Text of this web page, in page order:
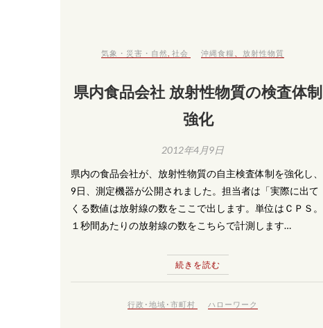
気象・災害・自然 ,社会 沖縄食糧 放射性物質
県内食品会社 放射性物質の検査体制
強化
2012年4月9日
県内の食品会社が、放射性物質の自主検査体制を強化し、
9日、測定機器が公開されました。担当者は「実際に出て
くる数値は放射線の数をここで出します。単位はＣＰＳ。
１秒間あたりの放射線の数をこちらで計測します…
続きを読む
行政･地域･市町村 ハローワーク